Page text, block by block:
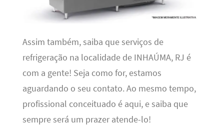
Assim também, saiba que serviços de
refrigeração na localidade de INHAÚMA, RJ é
com a gente! Seja como for, estamos
aguardando o seu contato. Ao mesmo tempo,
profissional conceituado é aqui, e saiba que
sempre será um prazer atende-lo!